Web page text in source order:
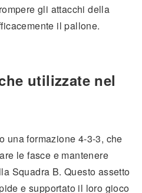
gli attacchi della
il pallone.
utilizzate nel
una formazione 4-3-3, che
le fasce e mantenere
Squadra B. Questo assetto
e supportato il loro gioco